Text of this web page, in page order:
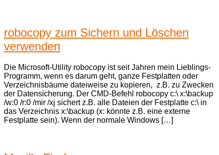
robocopy zum Sichern und Löschen
verwenden
Die Microsoft-Utility robocopy ist seit Jahren mein Lieblings-
Programm, wenn es darum geht, ganze Festplatten oder
Verzeichnisbäume dateiweise zu kopieren, z.B. zu Zwecken
der Datensicherung. Der CMD-Befehl robocopy c:\ x:\backup
/w:0 /r:0 /mir /xj sichert z.B. alle Dateien der Festplatte c:\ in
das Verzeichnis x:\backup (x: könnte z.B. eine externe
Festplatte sein). Wenn der normale Windows […]